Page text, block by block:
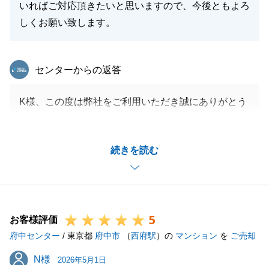
いればご対応頂きたいと思いますので、今後ともよろ
しくお願い致します。
続きを読む
東急リバブル
センターからの返答
K様、この度は弊社をご利用いただき誠にありがとう
この度はK様のお手伝いができ私も大変嬉しく感じて
おります。
にお申し付けください。
引き続き、どうぞよろしくお願いいたします。
お客様評価 5
府中センター / 東京都 府中市 （西府駅）の マンション を ご売却
N様
N様 2026年5月1日